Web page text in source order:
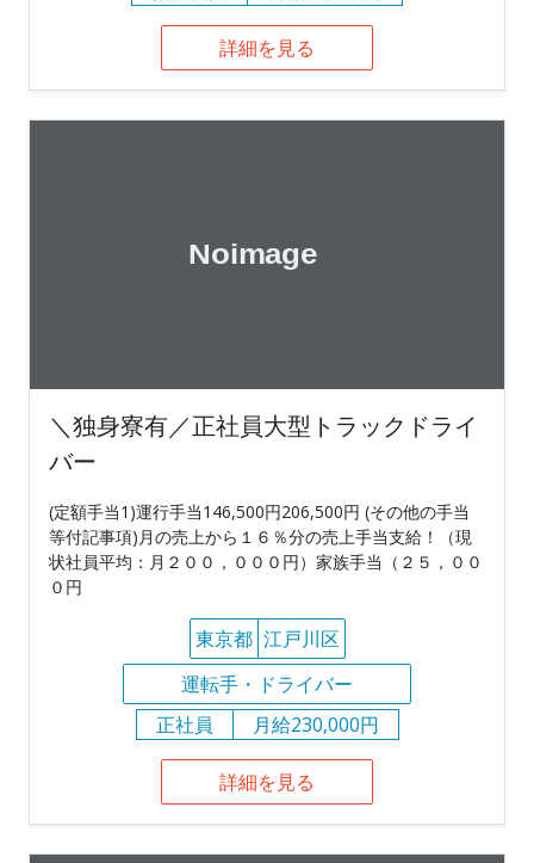
詳細を見る
＼独身寮有／正社員大型トラックドライ
バー
(定額手当1)運行手当146,500円206,500円 (その他の手当
等付記事項)月の売上から１６％分の売上手当支給！（現
状社員平均：月２００，０００円）家族手当（２５，００
０円
東京都 江戸川区
運転手・ドライバー
正社員
月給230,000円
詳細を見る